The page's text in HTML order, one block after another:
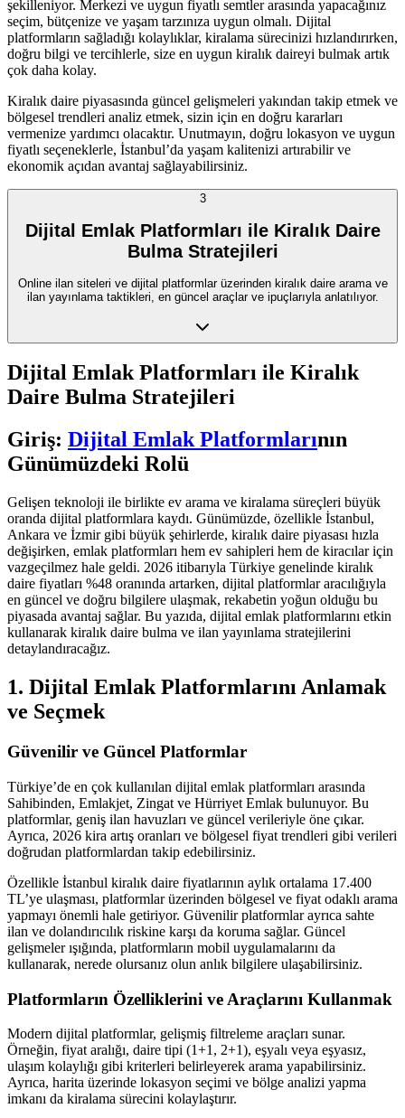
şekilleniyor. Merkezi ve uygun fiyatlı semtler arasında yapacağınız
seçim, bütçenize ve yaşam tarzınıza uygun olmalı. Dijital
platformların sağladığı kolaylıklar, kiralama sürecinizi hızlandırırken,
doğru bilgi ve tercihlerle, size en uygun kiralık daireyi bulmak artık
çok daha kolay.
Kiralık daire piyasasında güncel gelişmeleri yakından takip etmek ve
bölgesel trendleri analiz etmek, sizin için en doğru kararları
vermenize yardımcı olacaktır. Unutmayın, doğru lokasyon ve uygun
fiyatlı seçeneklerle, İstanbul’da yaşam kalitenizi artırabilir ve
ekonomik açıdan avantaj sağlayabilirsiniz.
3
Dijital Emlak Platformları ile Kiralık Daire
Bulma Stratejileri
Online ilan siteleri ve dijital platformlar üzerinden kiralık daire arama ve
ilan yayınlama taktikleri, en güncel araçlar ve ipuçlarıyla anlatılıyor.
Dijital Emlak Platformları ile Kiralık
Daire Bulma Stratejileri
Giriş: Dijital Emlak Platformlarının
Günümüzdeki Rolü
Gelişen teknoloji ile birlikte ev arama ve kiralama süreçleri büyük
oranda dijital platformlara kaydı. Günümüzde, özellikle İstanbul,
Ankara ve İzmir gibi büyük şehirlerde, kiralık daire piyasası hızla
değişirken, emlak platformları hem ev sahipleri hem de kiracılar için
vazgeçilmez hale geldi. 2026 itibarıyla Türkiye genelinde kiralık
daire fiyatları %48 oranında artarken, dijital platformlar aracılığıyla
en güncel ve doğru bilgilere ulaşmak, rekabetin yoğun olduğu bu
piyasada avantaj sağlar. Bu yazıda, dijital emlak platformlarını etkin
kullanarak kiralık daire bulma ve ilan yayınlama stratejilerini
detaylandıracağız.
1. Dijital Emlak Platformlarını Anlamak
ve Seçmek
Güvenilir ve Güncel Platformlar
Türkiye’de en çok kullanılan dijital emlak platformları arasında
Sahibinden, Emlakjet, Zingat ve Hürriyet Emlak bulunuyor. Bu
platformlar, geniş ilan havuzları ve güncel verileriyle öne çıkar.
Ayrıca, 2026 kira artış oranları ve bölgesel fiyat trendleri gibi verileri
doğrudan platformlardan takip edebilirsiniz.
Özellikle İstanbul kiralık daire fiyatlarının aylık ortalama 17.400
TL’ye ulaşması, platformlar üzerinden bölgesel ve fiyat odaklı arama
yapmayı önemli hale getiriyor. Güvenilir platformlar ayrıca sahte
ilan ve dolandırıcılık riskine karşı da koruma sağlar. Güncel
gelişmeler ışığında, platformların mobil uygulamalarını da
kullanarak, nerede olursanız olun anlık bilgilere ulaşabilirsiniz.
Platformların Özelliklerini ve Araçlarını Kullanmak
Modern dijital platformlar, gelişmiş filtreleme araçları sunar.
Örneğin, fiyat aralığı, daire tipi (1+1, 2+1), eşyalı veya eşyasız,
ulaşım kolaylığı gibi kriterleri belirleyerek arama yapabilirsiniz.
Ayrıca, harita üzerinde lokasyon seçimi ve bölge analizi yapma
imkanı da kiralama sürecini kolaylaştırır.